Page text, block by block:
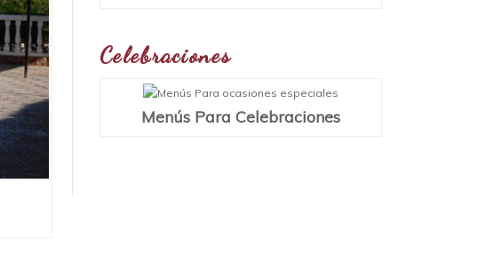
Celebraciones
Menús Para Celebraciones